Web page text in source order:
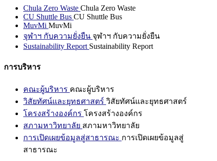
Chula Zero Waste Chula Zero Waste
CU Shuttle Bus CU Shuttle Bus
MuvMi MuvMi
จุฬาฯ กับความยั่งยืน จุฬาฯ กับความยั่งยืน
Sustainability Report Sustainability Report
การบริหาร
คณะผู้บริหาร คณะผู้บริหาร
วิสัยทัศน์และยุทธศาสตร์ วิสัยทัศน์และยุทธศาสตร์
โครงสร้างองค์กร โครงสร้างองค์กร
สภามหาวิทยาลัย สภามหาวิทยาลัย
การเปิดเผยข้อมูลสู่สาธารณะ การเปิดเผยข้อมูลสู่
สาธารณะ